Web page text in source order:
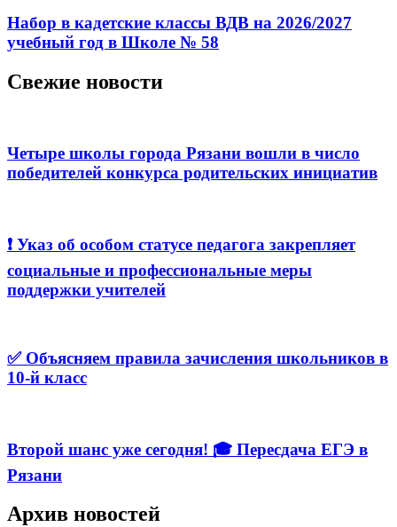
Набор в кадетские классы ВДВ на 2026/2027
учебный год в Школе № 58
Свежие новости
Четыре школы города Рязани вошли в число
победителей конкурса родительских инициатив
❗️ Указ об особом статусе педагога закрепляет
социальные и профессиональные меры
поддержки учителей
✅ Объясняем правила зачисления школьников в
10-й класс
Второй шанс уже сегодня! 🎓 Пересдача ЕГЭ в
Рязани
Архив новостей